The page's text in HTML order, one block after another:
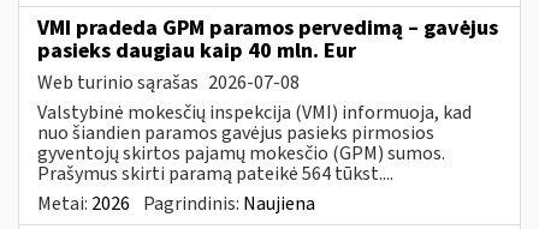
VMI pradeda GPM paramos pervedimą – gavėjus
pasieks daugiau kaip 40 mln. Eur
Web turinio sąrašas 2026-07-08
Valstybinė mokesčių inspekcija (VMI) informuoja, kad
nuo šiandien paramos gavėjus pasieks pirmosios
gyventojų skirtos pajamų mokesčio (GPM) sumos.
Prašymus skirti paramą pateikė 564 tūkst....
Metai: 2026 Pagrindinis: Naujiena